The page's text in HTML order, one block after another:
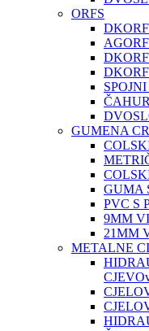
ORFS
GUMENA
GUMA
PVC S
9MM
21MM
METALNE